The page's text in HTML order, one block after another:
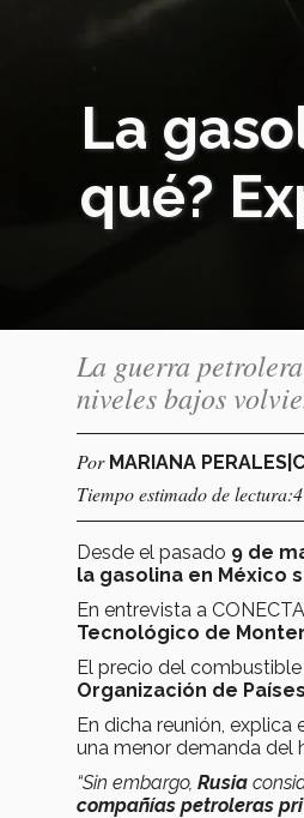
La
qué?
La guerra
niveles bajos
Por MARIANA
Tiempo estimado de
Desde el pasado 9 de
la gasolina en México
En entrevista a
Tecnológico de
El precio del
Organización de
En dicha reunión,
una menor demanda del
“Sin embargo, Rusia
compañías petroleras